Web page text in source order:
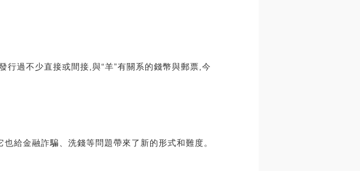
過不少直接或間接,與“羊”有關系的錢幣與郵票,今
給金融詐騙、洗錢等問題帶來了新的形式和難度。